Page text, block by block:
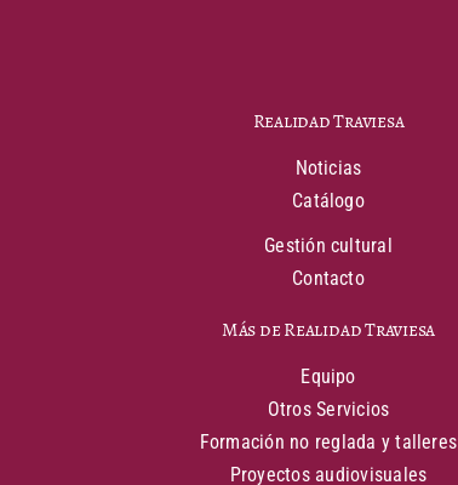
Realidad Traviesa
Noticias
Catálogo
Gestión cultural
Contacto
Más de Realidad Traviesa
Equipo
Otros Servicios
Formación no reglada y talleres
Proyectos audiovisuales